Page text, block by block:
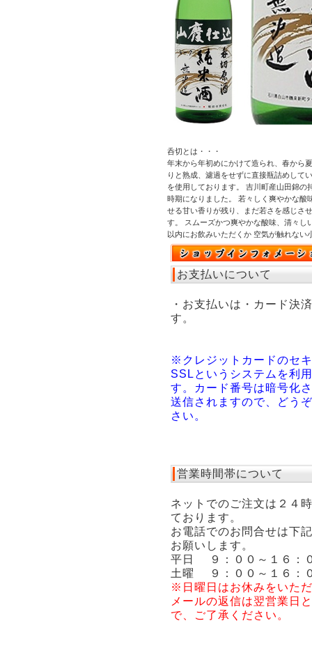
呑切とは・・・
年末から年初めにかけて造られ、春から
りと熟成、濾過をせずに直接瓶詰めして
を使用しております。 吉川町産山田錦
時期になりました。 若々しく爽やかな酸
せる甘い香りが残り、まだ若さを感じさ
す。 スムーズかつ爽やかな酸味、清々し
以内にお飲みいただくか 空気が触れな
お支払いについて
・お支払いは・カード決
す。
※クレジットカードのセ
SSLというシステムを利
す。カード番号は暗号化
送信されますので、どう
さい。
営業時間帯について
ネットでのご注文は２４
ております。
お電話でのお問合せは下
お願いします。
平日 ９：００～１６：
土曜 ９：００～１６：
※日曜日はお休みをいた
メールの返信は翌営業日
で、ご了承ください。